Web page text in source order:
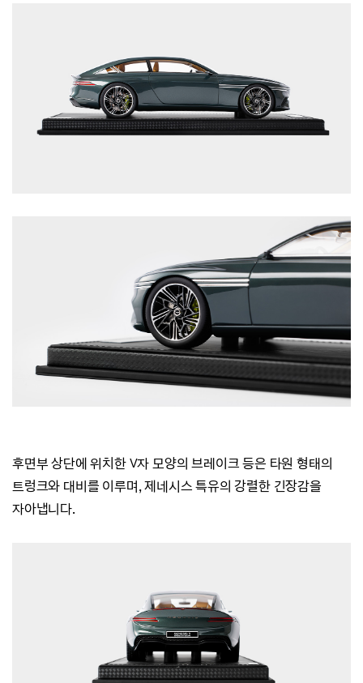
후면부 상단에 위치한 V자 모양의 브레이크 등은 타원 형태의
트렁크와 대비를 이루며,제네시스 특유의 강렬한 긴장감을
자아냅니다.